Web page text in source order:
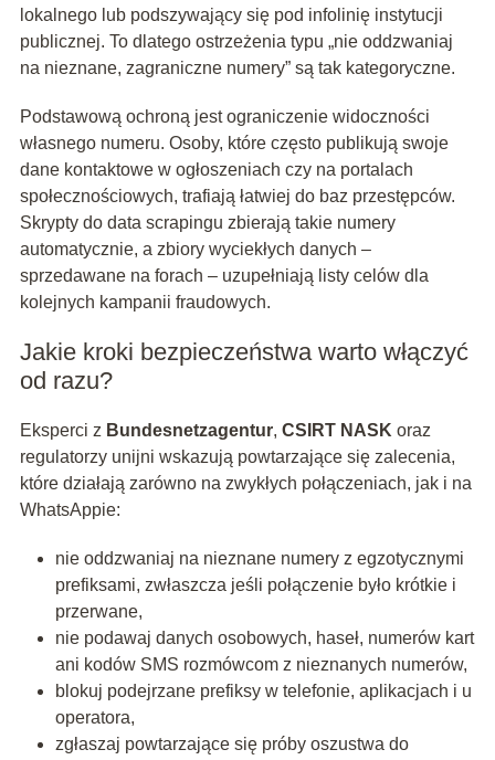
lokalnego lub podszywający się pod infolinię instytucji
publicznej. To dlatego ostrzeżenia typu „nie oddzwaniaj
na nieznane, zagraniczne numery” są tak kategoryczne.
Podstawową ochroną jest ograniczenie widoczności
własnego numeru. Osoby, które często publikują swoje
dane kontaktowe w ogłoszeniach czy na portalach
społecznościowych, trafiają łatwiej do baz przestępców.
Skrypty do data scrapingu zbierają takie numery
automatycznie, a zbiory wyciekłych danych –
sprzedawane na forach – uzupełniają listy celów dla
kolejnych kampanii fraudowych.
Jakie kroki bezpieczeństwa warto włączyć
od razu?
Eksperci z Bundesnetzagentur, CSIRT NASK oraz
regulatorzy unijni wskazują powtarzające się zalecenia,
które działają zarówno na zwykłych połączeniach, jak i na
WhatsAppie:
nie oddzwaniaj na nieznane numery z egzotycznymi
prefiksami, zwłaszcza jeśli połączenie było krótkie i
przerwane,
nie podawaj danych osobowych, haseł, numerów kart
ani kodów SMS rozmówcom z nieznanych numerów,
blokuj podejrzane prefiksy w telefonie, aplikacjach i u
operatora,
zgłaszaj powtarzające się próby oszustwa do